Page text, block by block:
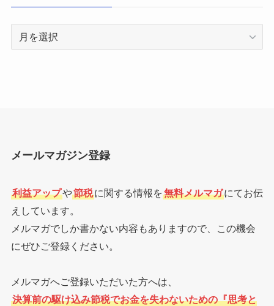
メールマガジン登録
利益アップや節税に関する情報を無料メルマガにてお伝
えしています。
メルマガでしか書かない内容もありますので、この機会
にぜひご登録ください。
メルマガへご登録いただいた方へは、
決算前の駆け込み節税でお金を失わないための『思考と